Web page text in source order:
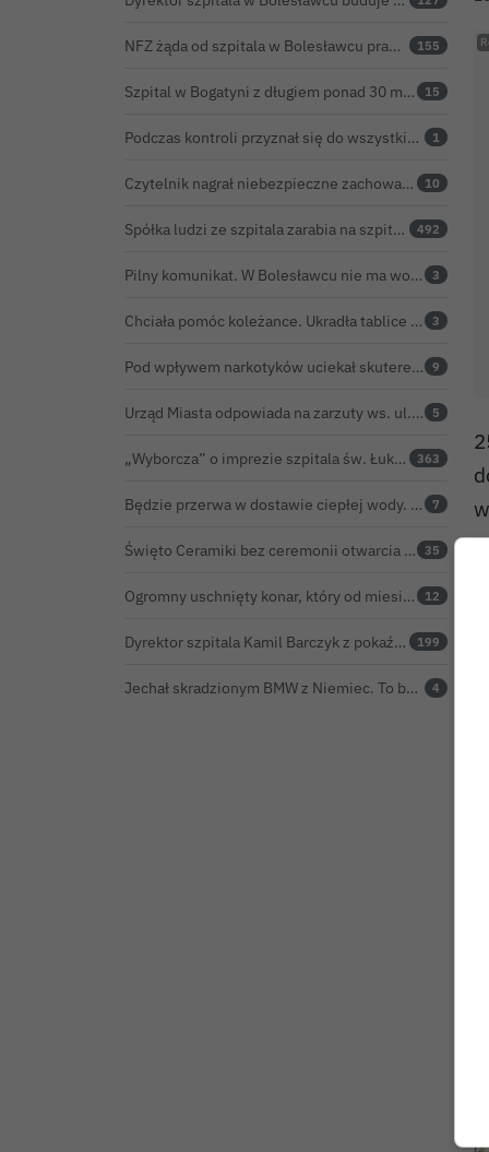
NFZ żąda od szpitala w Bolesławcu prawie 5,9 mln zł. Potężny cios po kontroli rozliczeń 155
Szpital w Bogatyni z długiem ponad 30 mln zł. Ratunkiem ma być połączenie z Bolesławcem 15
Podczas kontroli przyznał się do wszystkiego. Kierowca natychmiast stracił prawo jazdy 1
Czytelnik nagrał niebezpieczne zachowanie przy przejściu dla pieszych w Bolesławcu 10
Spółka ludzi ze szpitala zarabia na szpitalu w Bolesławcu. Kwoty pozostają tajne 492
Pilny komunikat. W Bolesławcu nie ma wody na jednej z ulic – trwa usuwanie awarii 3
Chciała pomóc koleżance. Ukradła tablice z... niewłaściwego samochodu 3
Pod wpływem narkotyków uciekał skuterem. Pościg zakończył w polu kukurydzy 9
Urząd Miasta odpowiada na zarzuty ws. ul. Sokolej. „Droga spełnia wszystkie normy” 5
„Wyborcza” o imprezie szpitala św. Łukasza: kontrowersyjna gala dla pracowników 363
Będzie przerwa w dostawie ciepłej wody. ZEC Bolesławiec zapowiada prace remontowe 7
Święto Ceramiki bez ceremonii otwarcia na dworcu. Co z obietnicą prezydenta Bolesławca? 35
Ogromny uschnięty konar, który od miesięcy zagrażał ludziom w Bolesławcu, wycięty 12
Dyrektor szpitala Kamil Barczyk z pokaźnym majątkiem 199
Jechał skradzionym BMW z Niemiec. To był dopiero początek problemów 33-latka 4